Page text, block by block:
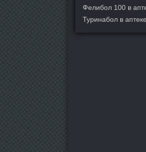
Фелибол 100 в
Туринабол в